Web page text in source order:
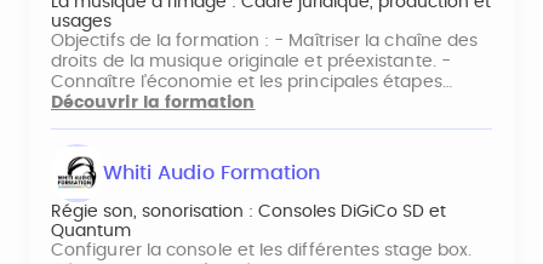
usages
Objectifs de la formation : - Maîtriser la chaîne des
droits de la musique originale et préexistante. -
Connaître l'économie et les principales étapes…
Découvrir la formation
Whiti Audio Formation
Régie son, sonorisation : Consoles DiGiCo SD et
Quantum
Configurer la console et les différentes stage box.